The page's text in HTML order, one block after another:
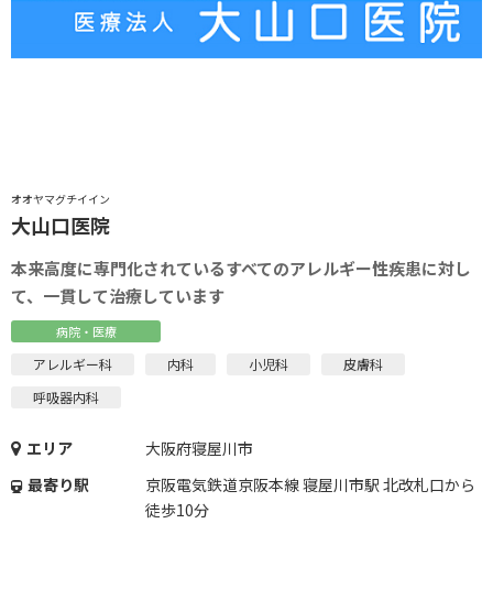
オオヤマグチイイン
大山口医院
本来高度に専門化されているすべてのアレルギー性疾患に対し
て、一貫して治療しています
病院・医療
アレルギー科 内科 小児科
皮膚科
呼吸器内科
エリア
大阪府寝屋川市
最寄り駅
京阪電気鉄道京阪本線 寝屋川市駅 北改札口から
徒歩10分